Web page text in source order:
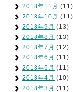
2018年11月 (11)
2018年10月 (11)
2018年9月 (13)
2018年8月 (13)
2018年7月 (12)
2018年6月 (11)
2018年5月 (11)
2018年4月 (10)
2018年3月 (11)